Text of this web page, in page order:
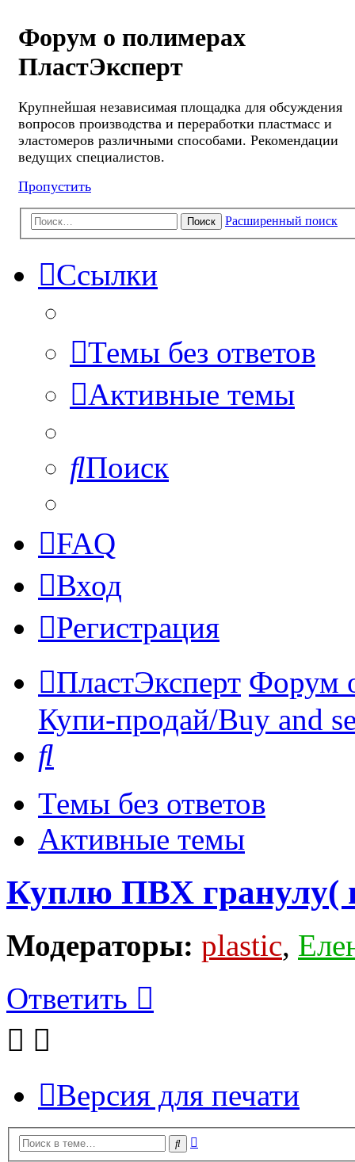
Форум о полимерах
ПластЭксперт
Крупнейшая независимая площадка для обсуждения
вопросов производства и переработки пластмасс и
эластомеров различными способами. Рекомендации
ведущих специалистов.
Пропустить
Поиск Расширенный поиск
Ссылки
Темы без ответов
Активные темы
Поиск
FAQ
Вход
Регистрация
ПластЭксперт Форум
Купи-продай/Buy and
Темы без ответов
Активные темы
Куплю ПВХ гранулу(
Модераторы: plastic,
Ответить
Версия для печати
Поиск